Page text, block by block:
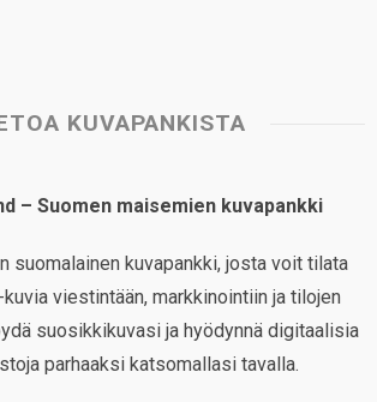
KUVAPANKISTA
– Suomen maisemien kuvapankki
suomalainen kuvapankki, josta voit tilata
viestintään, markkinointiin ja tilojen
suosikkikuvasi ja hyödynnä digitaalisia
parhaaksi katsomallasi tavalla.